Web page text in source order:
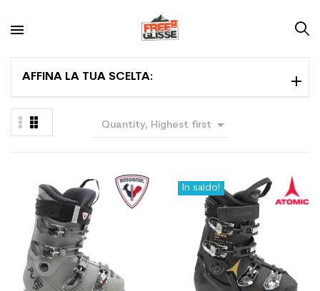
AFFINA LA TUA SCELTA:
Quantity, Highest first 
In saldo!